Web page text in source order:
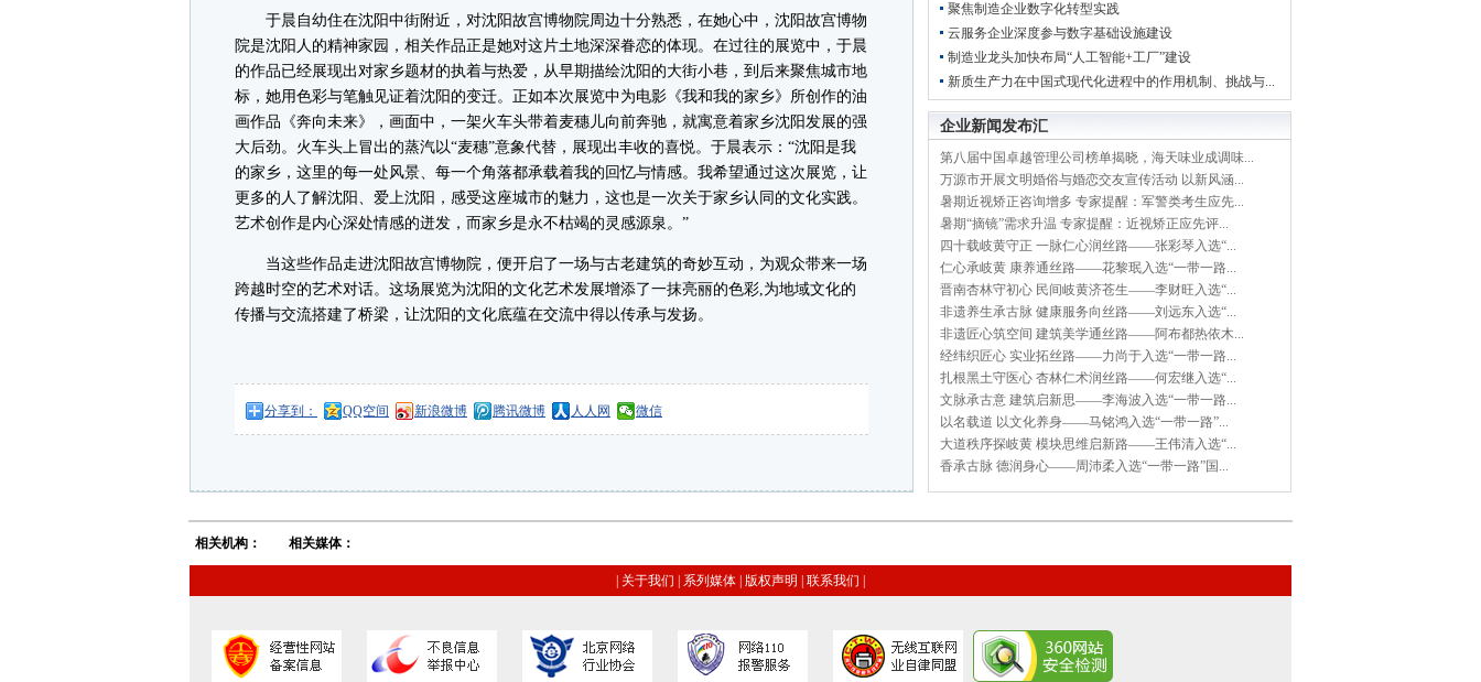
于晨自幼住在沈阳中街附近，对沈阳故宫博物院周边十分熟悉，在她心中，沈阳故宫博物
院是沈阳人的精神家园，相关作品正是她对这片土地深深眷恋的体现。在过往的展览中，于晨
的作品已经展现出对家乡题材的执着与热爱，从早期描绘沈阳的大街小巷，到后来聚焦城市地
标，她用色彩与笔触见证着沈阳的变迁。正如本次展览中为电影《我和我的家乡》所创作的油
画作品《奔向未来》，画面中，一架火车头带着麦穗儿向前奔驰，就寓意着家乡沈阳发展的强
大后劲。火车头上冒出的蒸汽以“麦穗”意象代替，展现出丰收的喜悦。于晨表示：“沈阳是我
的家乡，这里的每一处风景、每一个角落都承载着我的回忆与情感。我希望通过这次展览，让
更多的人了解沈阳、爱上沈阳，感受这座城市的魅力，这也是一次关于家乡认同的文化实践。
艺术创作是内心深处情感的迸发，而家乡是永不枯竭的灵感源泉。”
当这些作品走进沈阳故宫博物院，便开启了一场与古老建筑的奇妙互动，为观众带来一场
跨越时空的艺术对话。这场展览为沈阳的文化艺术发展增添了一抹亮丽的色彩,为地域文化的
传播与交流搭建了桥梁，让沈阳的文化底蕴在交流中得以传承与发扬。
分享到： QQ空间 新浪微博 腾讯微博 人人网 微信
聚焦制造企业数字化转型实践
云服务企业深度参与数字基础设施建设
制造业龙头加快布局“人工智能+工厂”建设
新质生产力在中国式现代化进程中的作用机制、挑战与...
企业新闻发布汇
第八届中国卓越管理公司榜单揭晓，海天味业成调味...
万源市开展文明婚俗与婚恋交友宣传活动 以新风涵...
暑期近视矫正咨询增多 专家提醒：军警类考生应先...
暑期“摘镜”需求升温 专家提醒：近视矫正应先评...
四十载岐黄守正 一脉仁心润丝路——张彩琴入选“...
仁心承岐黄 康养通丝路——花黎珉入选“一带一路...
晋南杏林守初心 民间岐黄济苍生——李财旺入选“...
非遗养生承古脉 健康服务向丝路——刘远东入选“...
非遗匠心筑空间 建筑美学通丝路——阿布都热依木...
经纬织匠心 实业拓丝路——力尚于入选“一带一路...
扎根黑土守医心 杏林仁术润丝路——何宏继入选“...
文脉承古意 建筑启新思——李海波入选“一带一路...
以名载道 以文化养身——马铭鸿入选“一带一路”...
大道秩序探岐黄 模块思维启新路——王伟清入选“...
香承古脉 德润身心——周沛柔入选“一带一路”国...
相关机构： 相关媒体：
关于我们 系列媒体 版权声明 联系我们